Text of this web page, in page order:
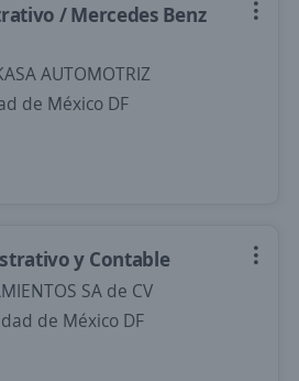
/ Mercedes Benz
AUTOMOTRIZ
de México DF
y Contable
SA de CV
de México DF